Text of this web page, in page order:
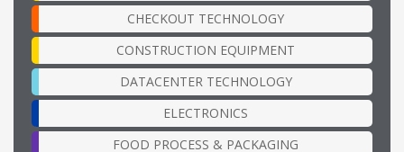
CHECKOUT TECHNOLOGY
CONSTRUCTION EQUIPMENT
DATACENTER TECHNOLOGY
ELECTRONICS
FOOD PROCESS & PACKAGING